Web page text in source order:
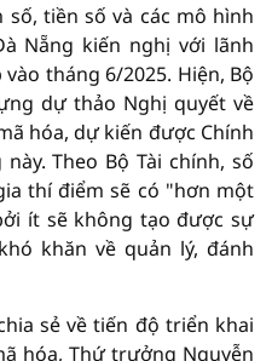
tiền số và các mô hình
Nẵng kiến nghị với lãnh
tháng 6/2025. Hiện, Bộ
dự thảo Nghị quyết về
hóa, dự kiến được Chính
Theo Bộ Tài chính, số
thí điểm sẽ có "hơn một
ít sẽ không tạo được sự
khăn về quản lý, đánh
sẻ về tiến độ triển khai
hóa, Thứ trưởng Nguyễn